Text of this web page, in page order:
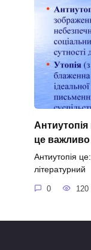
це важливо
Антиутопія
літературний
0 120